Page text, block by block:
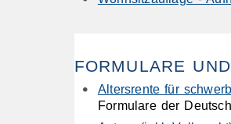
FORMULARE
Altersrente für
Formulare der